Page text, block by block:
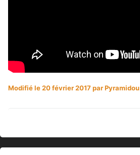
Modifiéle 20 février 2017par Pyramidou